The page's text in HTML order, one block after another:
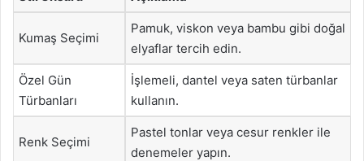
Kumaş Seçimi
Pamuk, viskon veya bambu gibi doğal
elyaflar tercih edin.
Özel Gün
Türbanları
İşlemeli, dantel veya saten türbanlar
kullanın.
Renk Seçimi
Pastel tonlar veya cesur renkler ile
denemeler yapın.